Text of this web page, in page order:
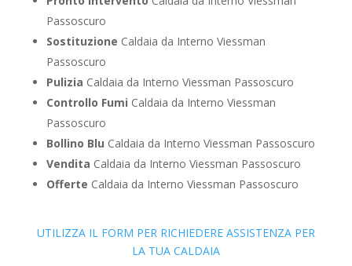
Passoscuro
Sostituzione Caldaia da Interno Viessman
Passoscuro
Pulizia Caldaia da Interno Viessman Passoscuro
Controllo Fumi Caldaia da Interno Viessman
Passoscuro
Bollino Blu Caldaia da Interno Viessman Passoscuro
Vendita Caldaia da Interno Viessman Passoscuro
Offerte Caldaia da Interno Viessman Passoscuro
UTILIZZA IL FORM PER RICHIEDERE ASSISTENZA PER
LA TUA CALDAIA